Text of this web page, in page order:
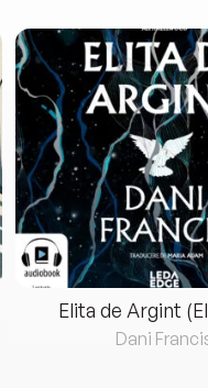
Elita de Argint
Dani